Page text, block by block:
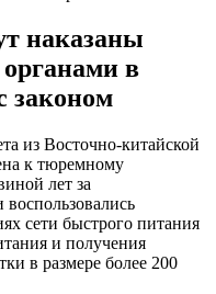
наказаны
в
законом
из Восточно-китайской
к тюремному
лет за
сети быстрого питания
и получения
в размере более 200